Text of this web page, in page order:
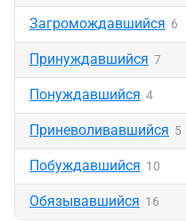
Загромождавшийся 6
Принуждавшийся 7
Понуждавшийся 4
Приневоливавшийся 5
Побуждавшийся 10
Обязывавшийся 16